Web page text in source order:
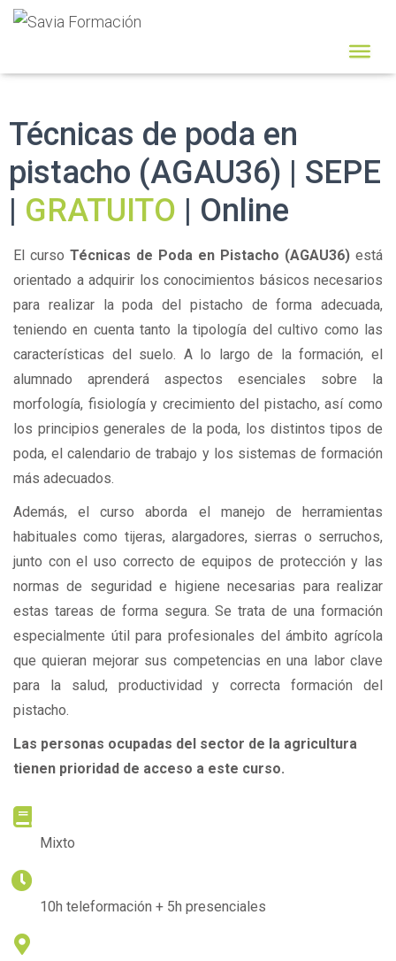
Técnicas de poda en
pistacho (AGAU36) | SEPE
| GRATUITO | Online
El curso Técnicas de Poda en Pistacho (AGAU36) está
orientado a adquirir los conocimientos básicos necesarios
para realizar la poda del pistacho de forma adecuada,
teniendo en cuenta tanto la tipología del cultivo como las
características del suelo. A lo largo de la formación, el
alumnado aprenderá aspectos esenciales sobre la
morfología, fisiología y crecimiento del pistacho, así como
los principios generales de la poda, los distintos tipos de
poda, el calendario de trabajo y los sistemas de formación
más adecuados.
Además, el curso aborda el manejo de herramientas
habituales como tijeras, alargadores, sierras o serruchos,
junto con el uso correcto de equipos de protección y las
normas de seguridad e higiene necesarias para realizar
estas tareas de forma segura. Se trata de una formación
especialmente útil para profesionales del ámbito agrícola
que quieran mejorar sus competencias en una labor clave
para la salud, productividad y correcta formación del
pistacho.
Las personas ocupadas del sector de la agricultura
tienen prioridad de acceso a este curso.
Mixto
10h teleformación + 5h presenciales